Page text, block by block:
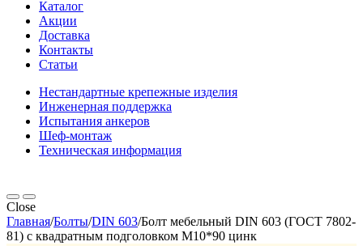
Каталог
Акции
Доставка
Контакты
Статьи
Нестандартные крепежные изделия
Инженерная поддержка
Испытания анкеров
Шеф-монтаж
Техническая информация
Close
Главная/Болты/DIN 603/Болт мебельный DIN 603 (ГОСТ 7802-
81) с квадратным подголовком М10*90 цинк